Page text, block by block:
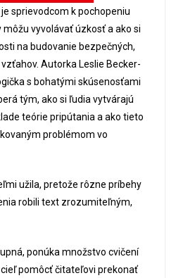
sprievodcom k pochopeniu
vyvolávať úzkosť a ako si
na budovanie bezpečných,
Autorka Leslie Becker-
s bohatými skúsenosťami
tým, ako si ľudia vytvárajú
teórie pripútania a ako tieto
problémom vo
užila, pretože rôzne príbehy
robili text zrozumiteľným,
ponúka množstvo cvičení
pomôcť čitateľovi prekonať